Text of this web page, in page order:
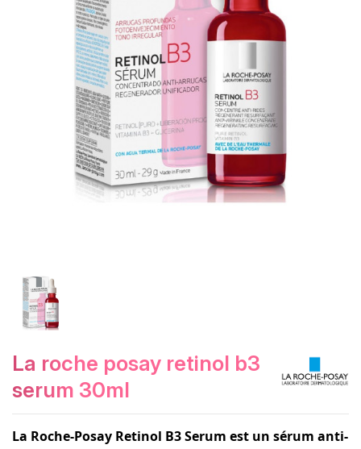
la roche posay retinol b3
serum 30ml
La Roche-Posay Retinol B3 Serum est un sérum anti-